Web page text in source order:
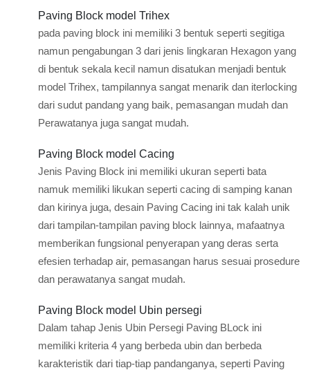
Paving Block model Trihex
pada paving block ini memiliki 3 bentuk seperti segitiga
namun pengabungan 3 dari jenis lingkaran Hexagon yang
di bentuk sekala kecil namun disatukan menjadi bentuk
model Trihex, tampilannya sangat menarik dan iterlocking
dari sudut pandang yang baik, pemasangan mudah dan
Perawatanya juga sangat mudah.
Paving Block model Cacing
Jenis Paving Block ini memiliki ukuran seperti bata
namuk memiliki likukan seperti cacing di samping kanan
dan kirinya juga, desain Paving Cacing ini tak kalah unik
dari tampilan-tampilan paving block lainnya, mafaatnya
memberikan fungsional penyerapan yang deras serta
efesien terhadap air, pemasangan harus sesuai prosedure
dan perawatanya sangat mudah.
Paving Block model Ubin persegi
Dalam tahap Jenis Ubin Persegi Paving BLock ini
memiliki kriteria 4 yang berbeda ubin dan berbeda
karakteristik dari tiap-tiap pandanganya, seperti Paving